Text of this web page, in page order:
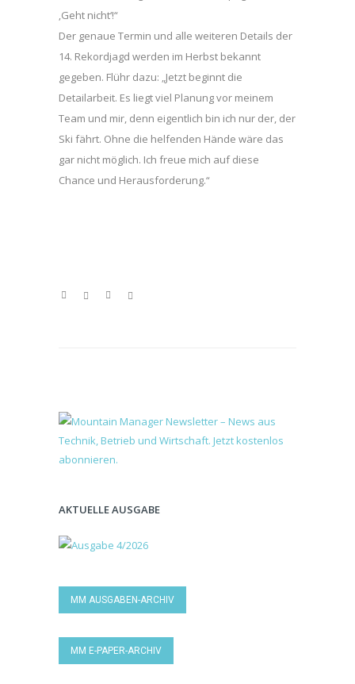
‚Geht nicht‘!“
Der genaue Termin und alle weiteren Details der
14. Rekordjagd werden im Herbst bekannt
gegeben. Flühr dazu: „Jetzt beginnt die
Detailarbeit. Es liegt viel Planung vor meinem
Team und mir, denn eigentlich bin ich nur der, der
Ski fährt. Ohne die helfenden Hände wäre das
gar nicht möglich. Ich freue mich auf diese
Chance und Herausforderung.“
AKTUELLE AUSGABE
MM AUSGABEN-ARCHIV
MM E-PAPER-ARCHIV